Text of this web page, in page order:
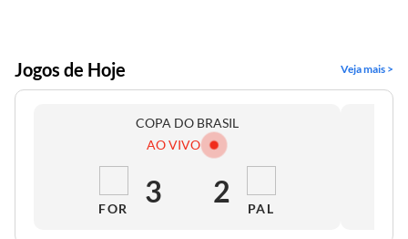
Jogos de Hoje Veja mais >
COPA DO BRASIL
AO VIVO
FOR 3 2 PAL